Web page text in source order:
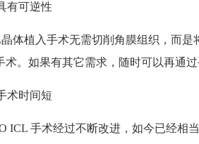
可逆性
植入手术无需切削角膜组织，而是
术。如果有其它需求，随时可以再通过
时间短
手术经过不断改进，如今已经相当